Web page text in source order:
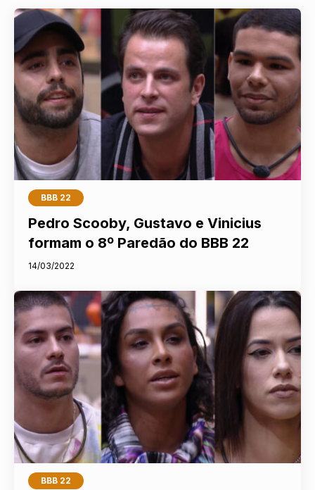
BBB 22
Pedro Scooby, Gustavo e Vinicius
formam o 8º Paredão do BBB 22
14/03/2022
BBB 22